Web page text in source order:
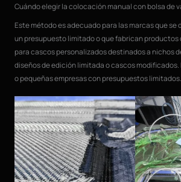
Cuándo elegir la colocación manual con bolsa de
Este método es adecuado para las marcas que
un presupuesto limitado o que fabrican productos
para cascos personalizados destinados a nichos
diseños de edición limitada o cascos
o pequeñas empresas con presupuestos limitados.